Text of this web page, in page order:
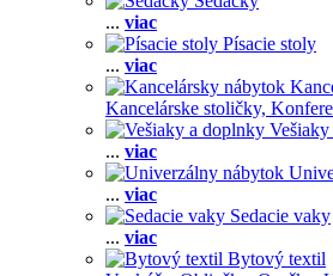
... viac
Písacie stoly
... viac
Kancelárske stoličky,
... viac
... viac
Sedacie vaky
... viac
Bytový textil